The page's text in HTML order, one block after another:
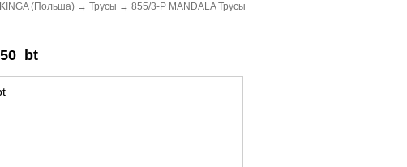
KINGA (Польша) → Трусы → 855/3-P MANDALA Трусы